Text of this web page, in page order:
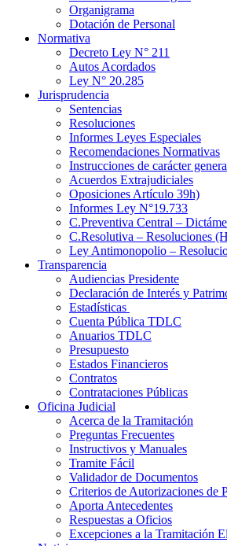
Organigrama
Dotación de Personal
Normativa
Decreto Ley N° 211
Autos Acordados
Ley N° 20.285
Jurisprudencia
Sentencias
Resoluciones
Informes Leyes Especiales
Recomendaciones Normativas
Instrucciones de carácter
Acuerdos Extrajudiciales
Oposiciones Artículo 39h)
Informes Ley N°19.733
C.Preventiva Central –
C.Resolutiva – Resoluciones
Ley Antimonopolio –
Transparencia
Audiencias Presidente
Declaración de Interés y
Estadísticas
Cuenta Pública TDLC
Anuarios TDLC
Presupuesto
Estados Financieros
Contratos
Contrataciones Públicas
Oficina Judicial
Acerca de la Tramitación
Preguntas Frecuentes
Instructivos y Manuales
Tramite Fácil
Validador de Documentos
Criterios de Autorizaciones de
Aporta Antecedentes
Respuestas a Oficios
Excepciones a la Tramitación